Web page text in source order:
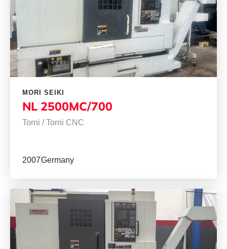
MORI SEIKI
NL 2500MC/700
Torni /Torni CNC
2007Germany